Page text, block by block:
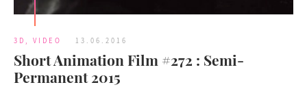
3D , VIDEO 13.06.2016
Short Animation Film #272 : Semi-
Permanent 2015